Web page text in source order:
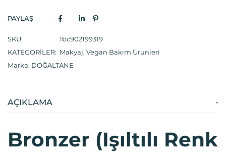
PAYLAŞ
SKU:
1bc902199319
KATEGORILER: Makyaj, Vegan Bakım Ürünleri
Marka: DOĞALTANE
AÇIKLAMA
Bronzer (Işıltılı Renk